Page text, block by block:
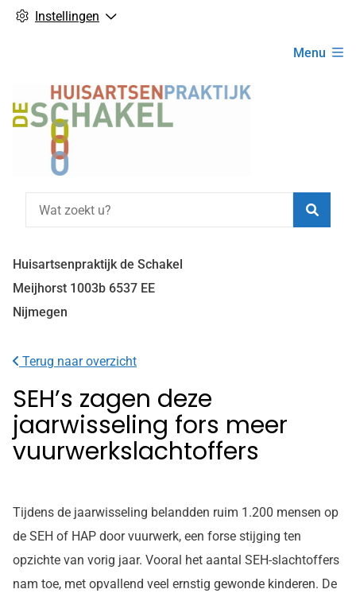
Instellingen
Menu
Huisartsenpraktijk de Schakel
Meijhorst 1003b 6537 EE
Nijmegen
Terug naar overzicht
SEH’s zagen deze
jaarwisseling fors meer
vuurwerkslachtoffers
Tijdens de jaarwisseling belandden ruim 1.200 mensen op
de SEH of HAP door vuurwerk, een forse stijging ten
opzichte van vorig jaar. Vooral het aantal SEH-slachtoffers
nam toe, met opvallend veel ernstig gewonde kinderen. De